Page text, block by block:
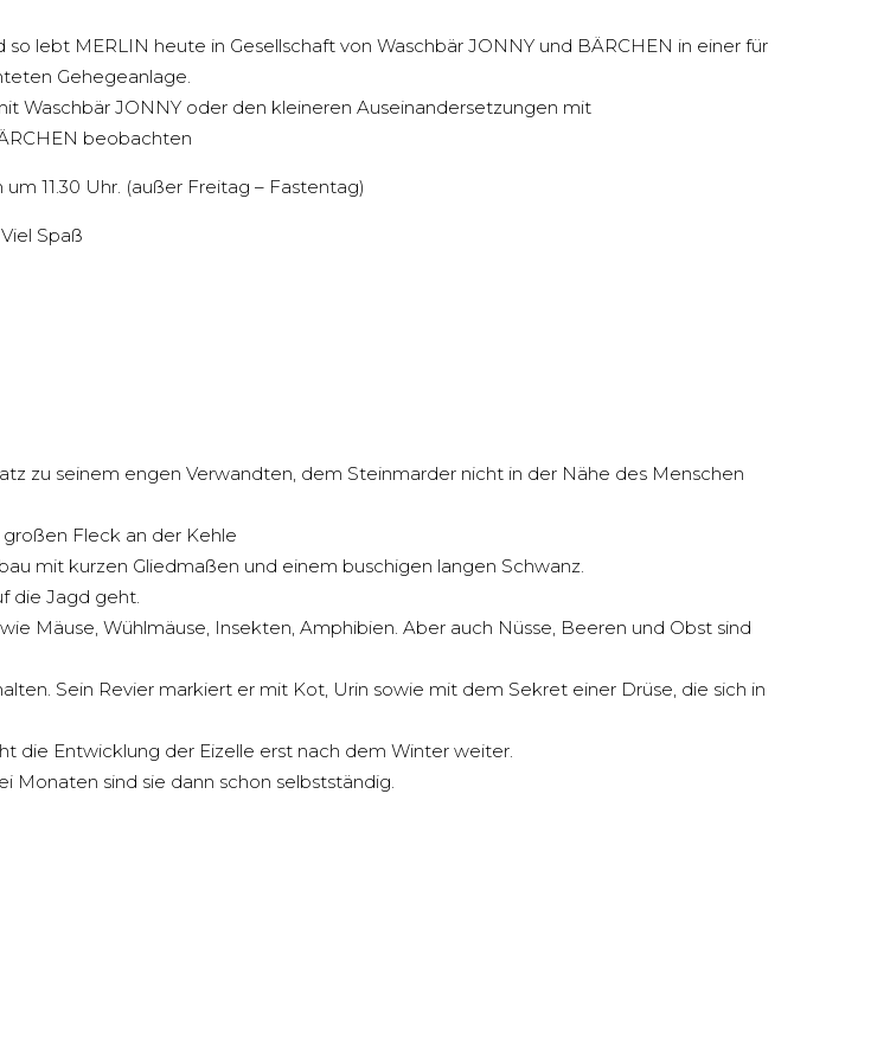
lebt MERLIN heute in Gesellschaft von Waschbär JONNY und BÄRCHEN in einer für
Gehegeanlage.
Waschbär JONNY oder den kleineren Auseinandersetzungen mit
beobachten
11.30 Uhr. (außer Freitag – Fastentag)
Viel Spaß
zu seinem engen Verwandten, dem Steinmarder nicht in der Nähe des Menschen
Fleck an der Kehle
mit kurzen Gliedmaßen und einem buschigen langen Schwanz.
die Jagd geht.
Mäuse, Wühlmäuse, Insekten, Amphibien. Aber auch Nüsse, Beeren und Obst sind
Sein Revier markiert er mit Kot, Urin sowie mit dem Sekret einer Drüse, die sich in
die Entwicklung der Eizelle erst nach dem Winter weiter.
Monaten sind sie dann schon selbstständig.